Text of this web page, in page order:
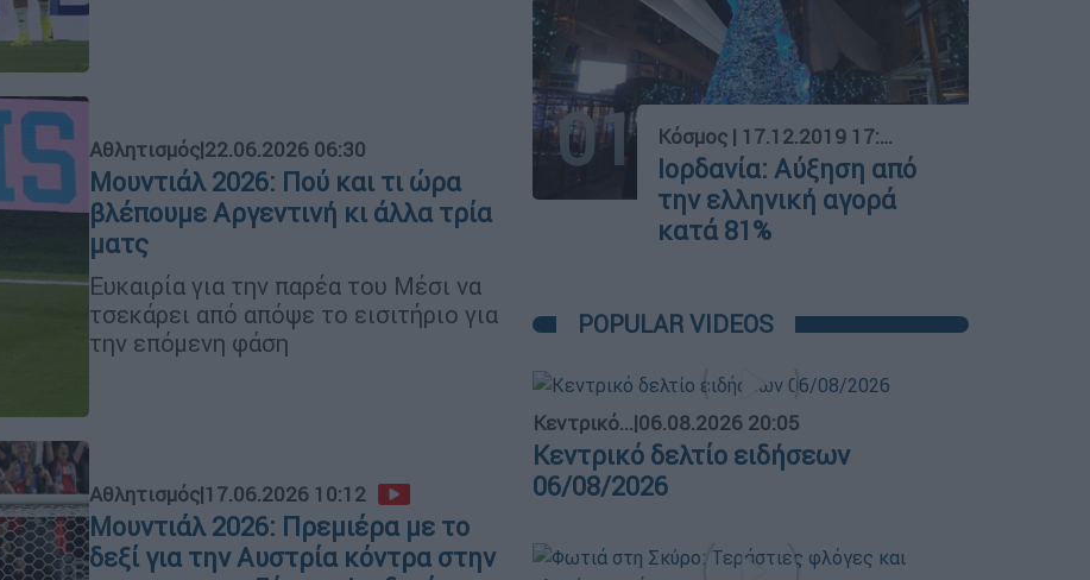
Αθλητισμός|22.06.2026 06:30
Μουντιάλ 2026: Πού και τι ώρα
βλέπουμε Αργεντινή κι άλλα τρία
ματς
Ευκαιρία για την παρέα του Μέσι να
τσεκάρει από απόψε το εισιτήριο για
την επόμενη φάση
Αθλητισμός|17.06.2026 10:12
Μουντιάλ 2026: Πρεμιέρα με το
δεξί για την Αυστρία κόντρα στην
01 Κόσμος | 17.12.2019 17:04
Ιορδανία: Αύξηση από
την ελληνική αγορά
κατά 81%
POPULAR VIDEOS
Κεντρικό...|06.08.2026 20:05
Κεντρικό δελτίο ειδήσεων
06/08/2026